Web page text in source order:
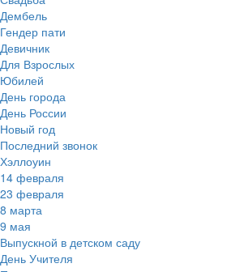
Дембель
Гендер пати
Девичник
Для Взрослых
Юбилей
День города
День России
Новый год
Последний звонок
Хэллоуин
14 февраля
23 февраля
8 марта
9 мая
Выпускной в детском саду
День Учителя